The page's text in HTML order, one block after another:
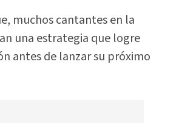
muchos cantantes en la
una estrategia que logre
antes de lanzar su próximo